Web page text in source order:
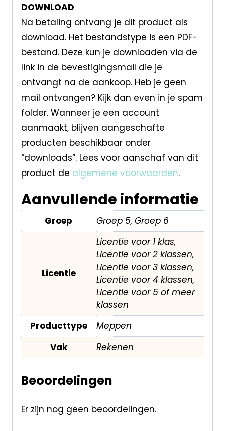
DOWNLOAD
Na betaling ontvang je dit product als
download. Het bestandstype is een PDF-
bestand. Deze kun je downloaden via de
link in de bevestigingsmail die je
ontvangt na de aankoop. Heb je geen
mail ontvangen? Kijk dan even in je spam
folder. Wanneer je een account
aanmaakt, blijven aangeschafte
producten beschikbaar onder
“downloads”. Lees voor aanschaf van dit
product de algemene voorwaarden.
Aanvullende informatie
Groep Groep 5, Groep 6
Licentie
Licentie voor 1 klas,
Licentie voor 2 klassen,
Licentie voor 3 klassen,
Licentie voor 4 klassen,
Licentie voor 5 of meer
klassen
Producttype
Meppen
Vak
Rekenen
Beoordelingen
Er zijn nog geen beoordelingen.